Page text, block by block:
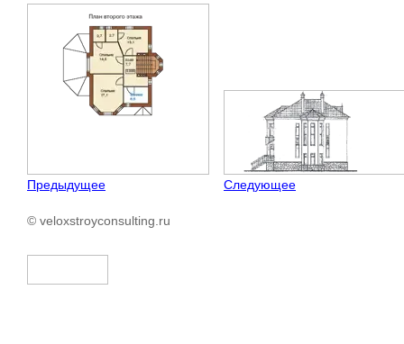
Предыдущее Следующее
© veloxstroyconsulting.ru